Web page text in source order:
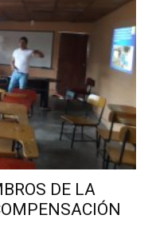
DE LA